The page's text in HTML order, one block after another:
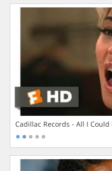
Cadillac Records - All I Could